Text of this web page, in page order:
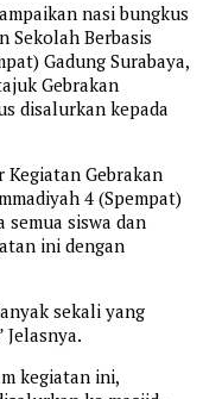
nasi bungkus
Sekolah Berbasis
Gadung Surabaya,
Gebrakan
disalurkan kepada
Kegiatan Gebrakan
4 (Spempat)
semua siswa dan
ini dengan
sekali yang
Jelasnya.
kegiatan ini,